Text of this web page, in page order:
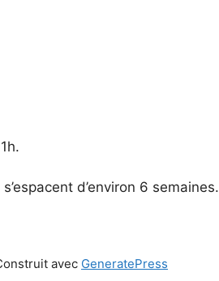
d’environ 6 semaines.
avec GeneratePress